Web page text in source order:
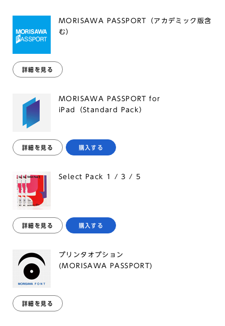
MORISAWA PASSPORT（アカデミック版含
む）
詳細を見る
MORISAWA PASSPORT for
iPad（Standard Pack）
詳細を見る 購入する
Select Pack 1 / 3 / 5
詳細を見る 購入する
プリンタオプション
(MORISAWA PASSPORT)
詳細を見る